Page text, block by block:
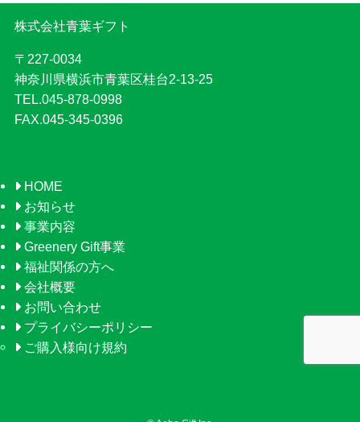
株式会社青葉ギフト
〒227-0034
神奈川県横浜市青葉区桂台2-13-25
TEL.045-878-0998
FAX.045-345-0396
HOME
お知らせ
事業内容
Greenery Gift事業
福祉関係の方へ
会社概要
お問い合わせ
プライバシーポリシー
ご購入様向け規約